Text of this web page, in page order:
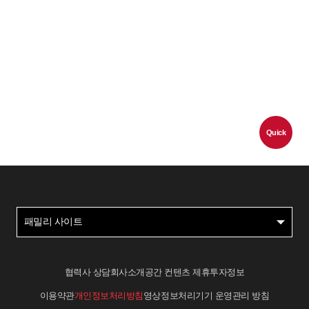
Quick
패밀리 사이트
협력사 상담회사소개 공간 컨텐츠 제휴투자정보
이용약관개인정보처리방침 영상정보처리기기 운영관리 방침